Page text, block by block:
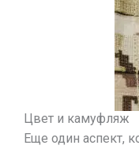
Цвет и камуфляж
Еще один аспект,